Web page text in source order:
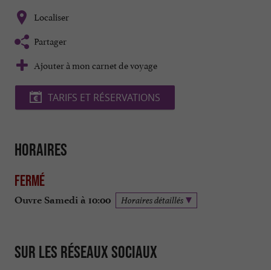
Localiser
Partager
Ajouter à mon carnet de voyage
TARIFS ET RÉSERVATIONS
Horaires
Fermé
Ouvre Samedi à 10:00 Horaires détaillés
Sur les réseaux sociaux